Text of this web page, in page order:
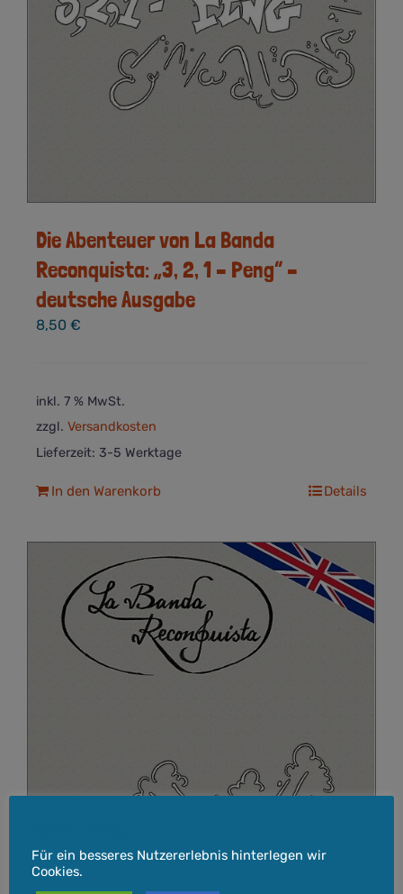
Die Abenteuer von La Banda
Reconquista: „3, 2, 1 – Peng“ –
deutsche Ausgabe
8,50 €
inkl. 7 % MwSt.
zzgl. Versandkosten
Lieferzeit: 3-5 Werktage
In den Warenkorb Details
Für ein besseres Nutzererlebnis hinterlegen wir
Cookies.